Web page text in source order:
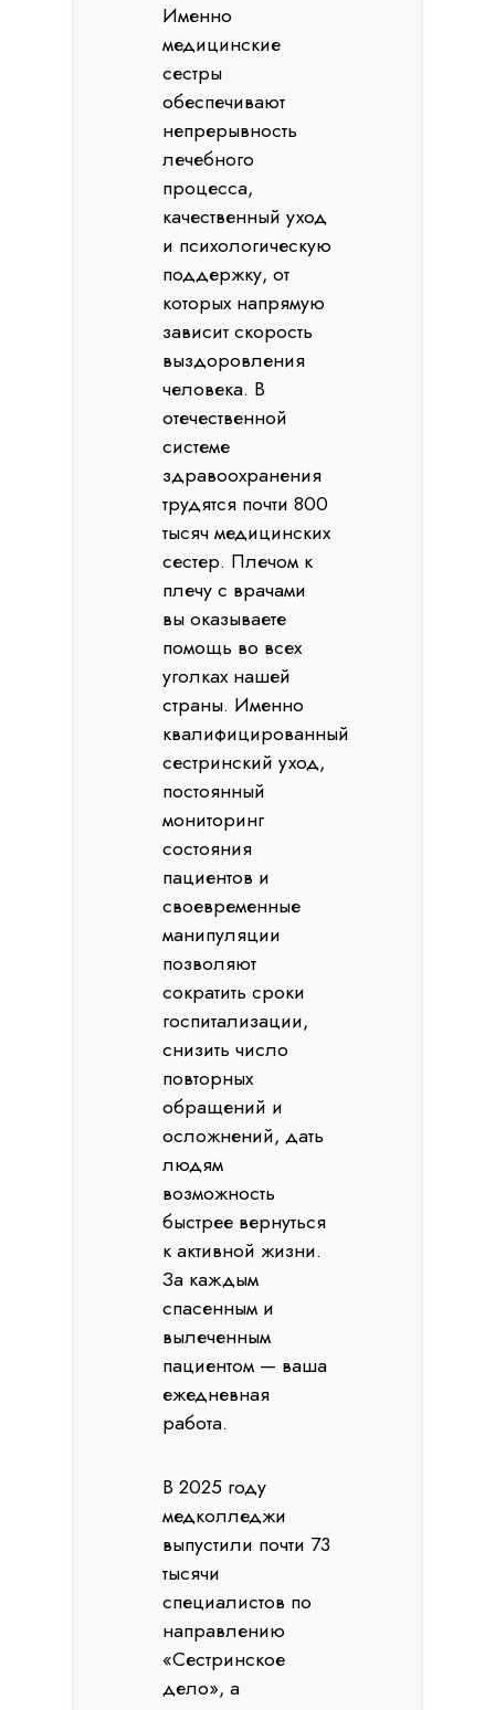
Именно
медицинские
сестры
обеспечивают
непрерывность
лечебного
процесса,
качественный уход
и психологическую
поддержку, от
которых напрямую
зависит скорость
выздоровления
человека. В
отечественной
системе
здравоохранения
трудятся почти 800
тысяч медицинских
сестер. Плечом к
плечу с врачами
вы оказываете
помощь во всех
уголках нашей
страны. Именно
квалифицированный
сестринский уход,
постоянный
мониторинг
состояния
пациентов и
своевременные
манипуляции
позволяют
сократить сроки
госпитализации,
снизить число
повторных
обращений и
осложнений, дать
людям
возможность
быстрее вернуться
к активной жизни.
За каждым
спасенным и
вылеченным
пациентом — ваша
ежедневная
работа.
В 2025 году
медколледжи
выпустили почти 73
тысячи
специалистов по
направлению
«Сестринское
дело», а